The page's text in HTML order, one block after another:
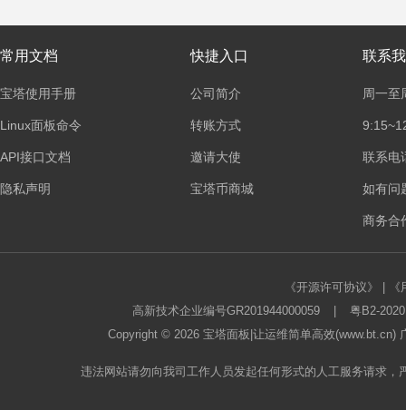
常用文档
宝塔使用手册
Linux面板命令
API接口文档
隐私声明
快捷入口
公司简介
转账方式
邀请大使
宝塔币商城
联系
周一至
联系电
如有问
商务合
《开源许可协议》
高新技术企业编号GR201944000059
粤B2-
Copyright © 2026 宝塔面板 |让运维简单高效
违法网站请勿向我司工作人员发起任何形式的人工服务请求，